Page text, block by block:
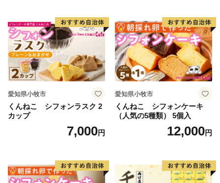
愛知県小牧市
くんねこ シフォンラスク 2
カップ
7,000円
愛知県小牧市
くんねこ シフォンケーキ
（人気の5種類） 5個入
12,000円